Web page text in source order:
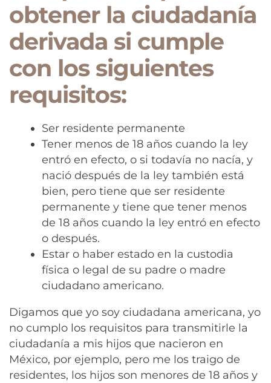
obtener la ciudadanía
derivada si cumple
con los siguientes
requisitos:
Ser residente permanente
Tener menos de 18 años cuando la ley
entró en efecto, o si todavía no nacía, y
nació después de la ley también está
bien, pero tiene que ser residente
permanente y tiene que tener menos
de 18 años cuando la ley entró en efecto
o después.
Estar o haber estado en la custodia
física o legal de su padre o madre
ciudadano americano.
Digamos que yo soy ciudadana americana, yo
no cumplo los requisitos para transmitirle la
ciudadanía a mis hijos que nacieron en
México, por ejemplo, pero me los traigo de
residentes, los hijos son menores de 18 años y